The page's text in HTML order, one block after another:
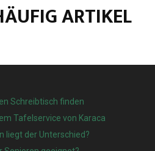
ARTIKEL
Schreibtisch finden
Tafelservice von Karaca
liegt der Unterschied?